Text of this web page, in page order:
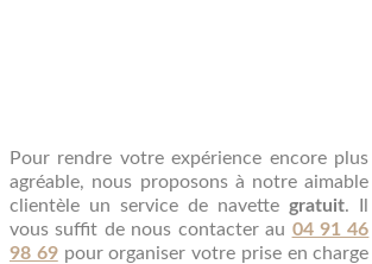
Pour rendre votre expérience encore plus
agréable, nous proposons à notre aimable
clientèle un service de navettegratuit. Il
vous suffit de nous contacter au 04 91 46
98 69pour organiser votre prise en charge